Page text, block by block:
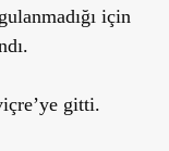
için
gitti.